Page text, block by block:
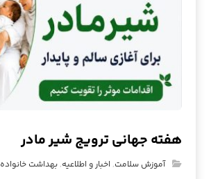
هفته جهانی ترویج شیر مادر
آموزش سلامت, اخبار و اطلاعیه,بهداشت خانواده